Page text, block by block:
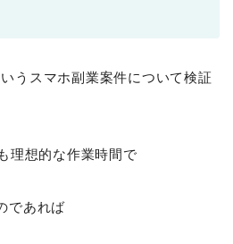
いうスマホ副業案件について検証
理想的な作業時間で
であれば